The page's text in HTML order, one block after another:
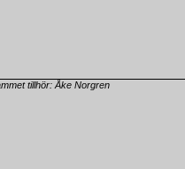
tillhör: Åke Norgren